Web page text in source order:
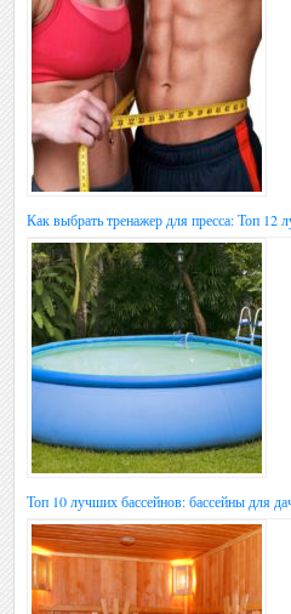
Как выбрать тренажер для пресса: Топ 12
Топ 10 лучших бассейнов: бассейны для